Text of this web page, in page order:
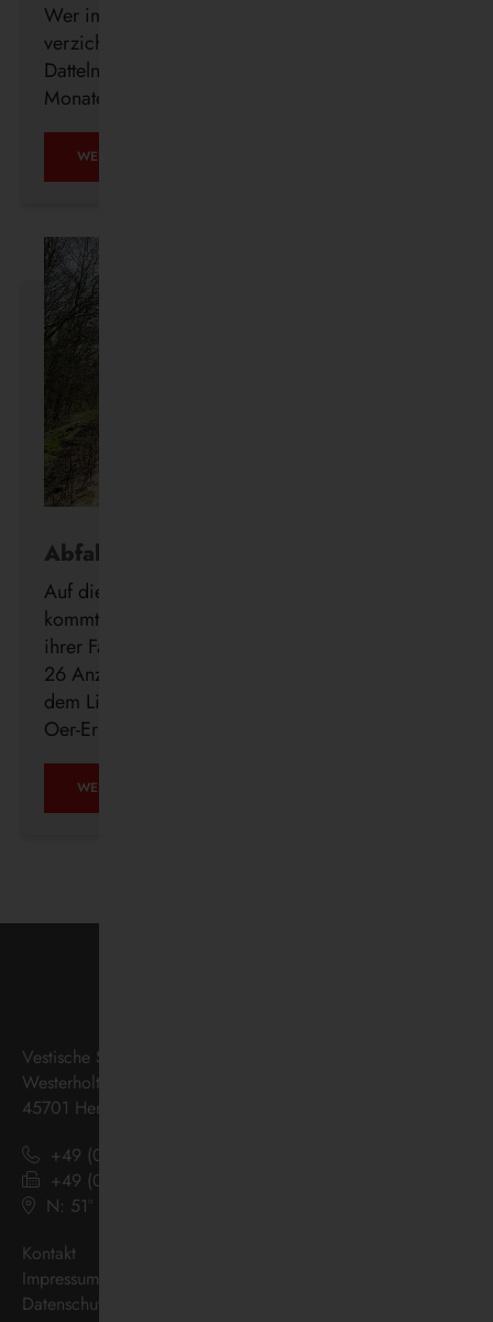
Wer im Alter freiwillig auf seinen Führerschein
verzichtet, erhält ab sofort auch in Waltrop und
Datteln kostenlos ein DeutschlandTicket für drei
Monate.
WEITERLESEN …
Abfahrt in Echtzeit
Auf die Minute genau wissen, wann der Bus
kommt: Die Vestische forciert die Digitalisierung
ihrer Fahrgastinformation mit der Installation von
26 Anzeigern der neuen DFI light-Systeme auf
dem Linienweg des SB24 in Recklinghausen,
Oer-Erkenschwick, Datteln und Waltrop.
WEITERLESEN …
Vestische Straßenbahnen GmbH
Westerholter Straße 550
45701 Herten
+49 (0) 2366 186 - 0
+49 (0) 2366 186 - 444
N: 51º 36’ 38“ E: 07º 08’ 07“
Kontakt
Impressum
Datenschutz